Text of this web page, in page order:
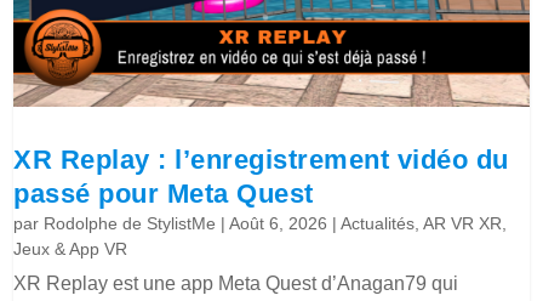
XR Replay : l’enregistrement vidéo du
passé pour Meta Quest
par Rodolphe de StylistMe |Août 6, 2026 |Actualités ,AR VR XR
Jeux & App VR
XR Replay est une app Meta Quest d’Anagan79 qui